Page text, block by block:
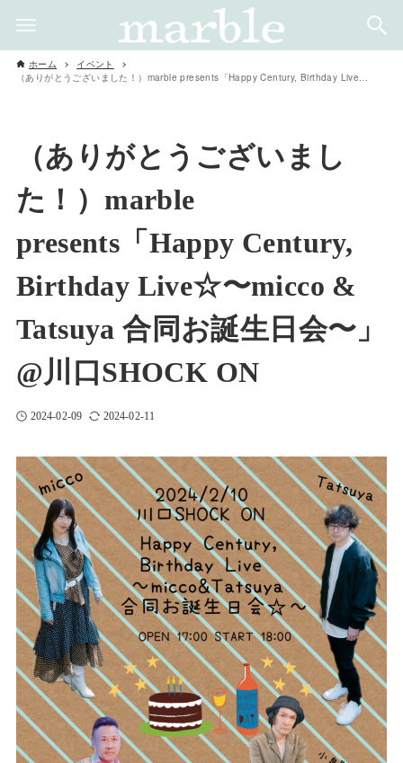
ホーム
イベント
（ありがとうございました！）marble presents「Happy Century, Birthday Live☆〜micco & Tatsuya 合同お誕生日会〜」@川口SHOCK ON
（ありがとうございまし
た！）marble
presents「Happy Century,
Birthday Live☆〜micco &
Tatsuya 合同お誕生日会〜」
@川口SHOCK ON
2024-02-09 2024-02-11